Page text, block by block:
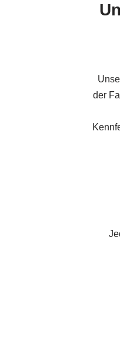
der